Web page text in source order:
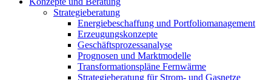
Strategieberatung
Energiebeschaffung und Portfoliomanagement
Erzeugungskonzepte
Geschäftsprozessanalyse
Prognosen und Marktmodelle
Transformationspläne Fernwärme
Strategieberatung für Strom- und Gasnetze